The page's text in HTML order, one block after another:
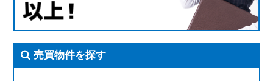
売買物件を探す